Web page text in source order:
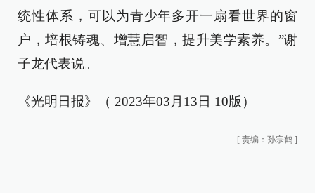
统性体系，可以为青少年多开一扇看世界的窗
户，培根铸魂、增慧启智，提升美学素养。”谢
子龙代表说。
《光明日报》（ 2023年03月13日 10版）
[ 责编：孙宗鹤 ]